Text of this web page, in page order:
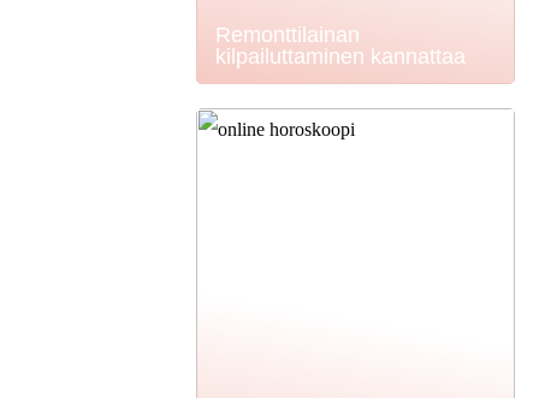
Remonttilainan
kilpailuttaminen kannattaa